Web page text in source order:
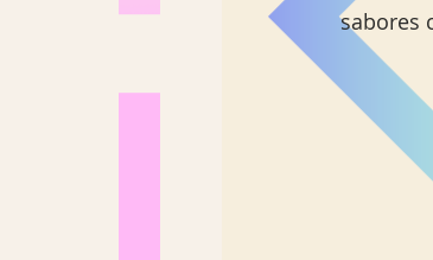
sabores